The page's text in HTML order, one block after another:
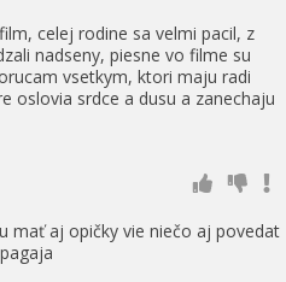
celej rodine sa velmi pacil, z
nadseny, piesne vo filme su
vsetkym, ktori maju radi
oslovia srdce a dusu a zanechaju
mať aj opičky vie niečo aj povedat